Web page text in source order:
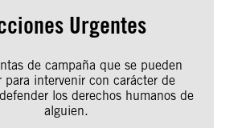
Urgentes
de campaña que se pueden
para intervenir con carácter de
los derechos humanos de
alguien.